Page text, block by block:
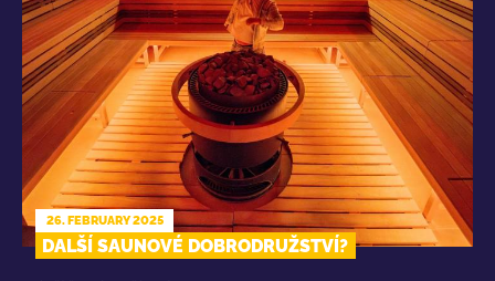
26. FEBRUARY 2025
DALŠÍ SAUNOVÉ DOBRODRUŽSTVÍ?